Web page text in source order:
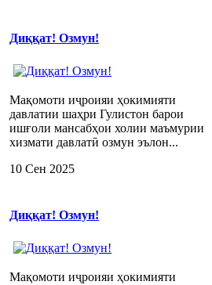
Диққат! Озмун!
Мақомоти иҷроияи ҳокимияти
давлатии шаҳри Гулистон барои
ишғоли мансабҳои холии маъмурии
хизмати давлатӣ озмун эълон...
10 Сен 2025
Диққат! Озмун!
Мақомоти иҷроияи ҳокимияти